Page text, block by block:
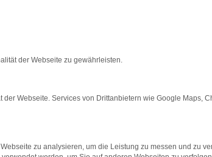
der Webseite zu gewährleisten.
Webseite. Services von Drittanbietern wie Google Maps,
zu analysieren, um die Leistung zu messen und zu